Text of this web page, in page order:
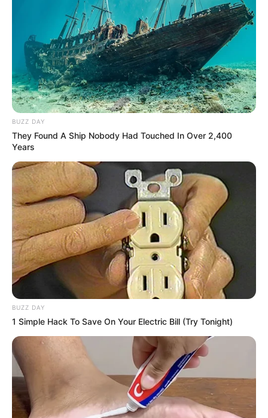
BUZZ DAY
They Found A Ship Nobody Had Touched In Over 2,400
Years
BUZZ DAY
1 Simple Hack To Save On Your Electric Bill (Try Tonight)